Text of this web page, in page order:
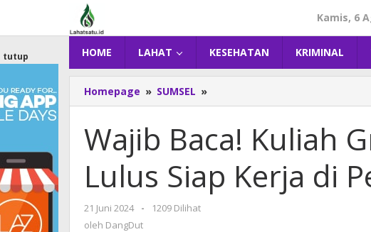
konten
Kamis, 6
HOME LAHAT KESEHATAN KRIMINAL
tutup
Homepage » SUMSEL »
Baca!
Gratis
di
AKIPBA,
Lulus
Siap
Wajib Baca! Kuliah
Lulus Siap Kerja di
21 Juni 2024
oleh
DangDut
-
1209 Dilihat
oleh DangDut